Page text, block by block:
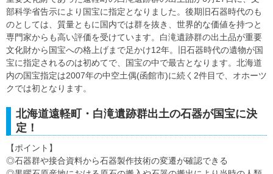
部科学省告示により国宝に指定となりました。後期旧石器時代のも
のとしては、質量ともに国内では群を抜き、世界的な価値を持つと
専門家からも高い評価を受けています。白滝遺跡群の出土品が重要
文化財から国宝への格上げまで足かけ12年。旧石器時代の遺物が国
宝に指定されるのは初めてで、国宝の中で最古となります。北海道
内の国宝指定は2007年の中空土偶(函館市)に続く2件目で、オホーツ
クでは初となります。
北海道遠軽町・白滝遺跡群出土の石器が国宝に決
定！
【ポイント】
◎石器群や接合資料から石器製作技術の変遷が確認できる